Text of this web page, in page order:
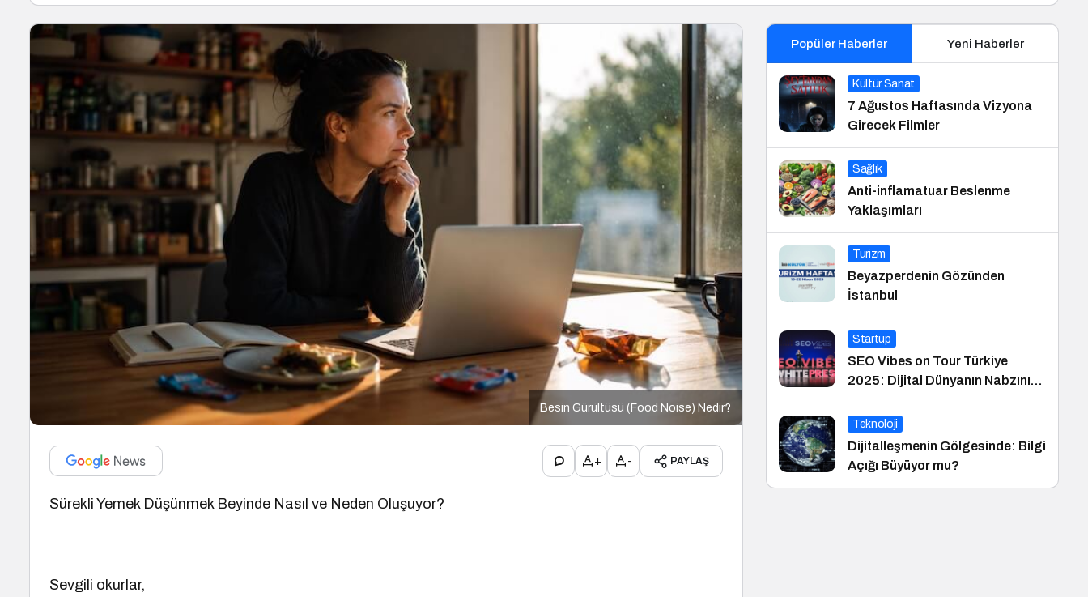
Besin Gürültüsü (Food Noise) Nedir?
+ - PAYLAŞ
Sürekli Yemek Düşünmek Beyinde Nasıl ve Neden Oluşuyor?
Sevgili okurlar,
Popüler Haberler Yeni Haberler
Kültür Sanat
7 Ağustos Haftasında Vizyona
Girecek Filmler
Sağlık
Anti-inflamatuar Beslenme
Yaklaşımları
Turizm
Beyazperdenin Gözünden
İstanbul
Startup
SEO Vibes on Tour Türkiye
2025: Dijital Dünyanın Nabzını
Tutan Etkinlik
Teknoloji
Dijitalleşmenin Gölgesinde: Bilgi
Açığı Büyüyor mu?